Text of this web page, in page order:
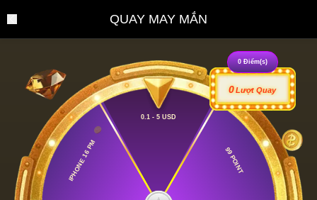
QUAY MAY MẮN
0.1 - 5 USD
99 POINT
IPHONE 16 PM
0 Điểm(s)
0Lượt Quay